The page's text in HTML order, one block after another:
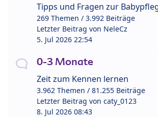
Tipps und Fragen zur
269 Themen / 3.992 Beiträge
Letzter Beitrag von NeleCz
5. Jul 2026 22:54
0-3 Monate
Zeit zum Kennen lernen
3.962 Themen / 81.255 Beiträge
Letzter Beitrag von caty_0123
8. Jul 2026 08:43